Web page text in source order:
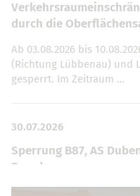
durch die
Ab 03.08.2026 bis
(Richtung Lübbenau) und
gesperrt. Im Zeitraum …
30.07.2026
Sperrung B87, AS
Dresden